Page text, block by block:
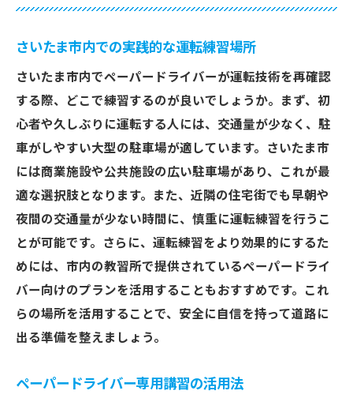
さいたま市内での実践的な運転練習場所
さいたま市内でペーパードライバーが運転技術を再確認
する際、どこで練習するのが良いでしょうか。まず、初
心者や久しぶりに運転する人には、交通量が少なく、駐
車がしやすい大型の駐車場が適しています。さいたま市
には商業施設や公共施設の広い駐車場があり、これが最
適な選択肢となります。また、近隣の住宅街でも早朝や
夜間の交通量が少ない時間に、慎重に運転練習を行うこ
とが可能です。さらに、運転練習をより効果的にするた
めには、市内の教習所で提供されているペーパードライ
バー向けのプランを活用することもおすすめです。これ
らの場所を活用することで、安全に自信を持って道路に
出る準備を整えましょう。
ペーパードライバー専用講習の活用法